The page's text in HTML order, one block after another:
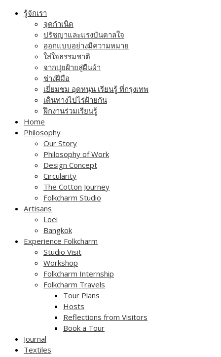
Skip
รู้จักเรา
จุดกำเนิด
ปรัชญาและแรงบันดาลใจ
ออกแบบอย่างมีความหมาย
ใส่ใจธรรมชาติ
จากปุยฝ้ายสู่ผืนผ้า
ช่างฝีมือ
เยี่ยมชม อุดหนุน เรียนรู้ ที่กรุงเทพ
เดินทางไปไร่ฝ้ายกัน
ฝึกงานร่วมเรียนรู้
Home
Philosophy
Our Story
Philosophy of Work
Design Concept
Circularity
The Cotton Journey
Folkcharm Studio
Artisans
Loei
Bangkok
Experience Folkcharm
Studio Visit
Workshop
Folkcharm Internship
Folkcharm Travels
Tour Plans
Hosts
Reflections from Visitors
Book a Tour
Journal
Textiles